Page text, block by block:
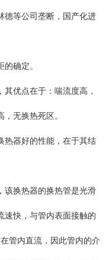
德等公司垄断，国产化进
确定。
优点在于：喘流度高，
无换热死区。
热器好的性能，在于其结
该换热器的换热管是光滑
速快，与管内表面接触的
管内直流，因此管内的介